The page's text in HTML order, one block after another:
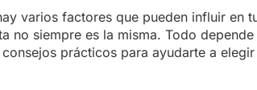
varios factores que pueden influir en
no siempre es la misma. Todo
prácticos para ayudarte a